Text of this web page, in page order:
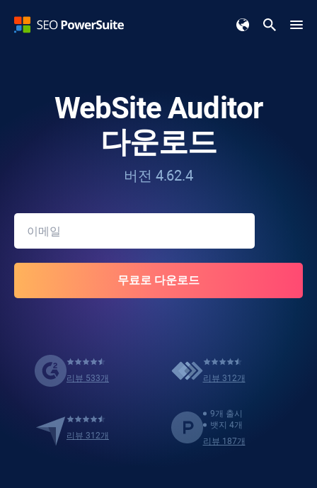
WebSite Auditor
다운로드
버전 4.62.4
리뷰 533개 리뷰 312개
리뷰 312개
9개 출시
뱃지 4개
리뷰 187개